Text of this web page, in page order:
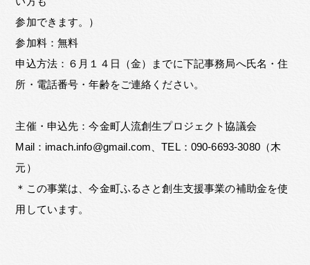
参加できます。）
参加料：無料
申込方法：６月１４日（金）までに下記事務局へ氏名・住
所・電話番号・年齢をご連絡ください。
主催・申込先：今金町人流創生プロジェクト協議会
Mail：imach.info@gmail.com、TEL：090-6693-3080（木
元）
＊この事業は、今金町ふるさと創生支援事業の補助金を使
用しています。